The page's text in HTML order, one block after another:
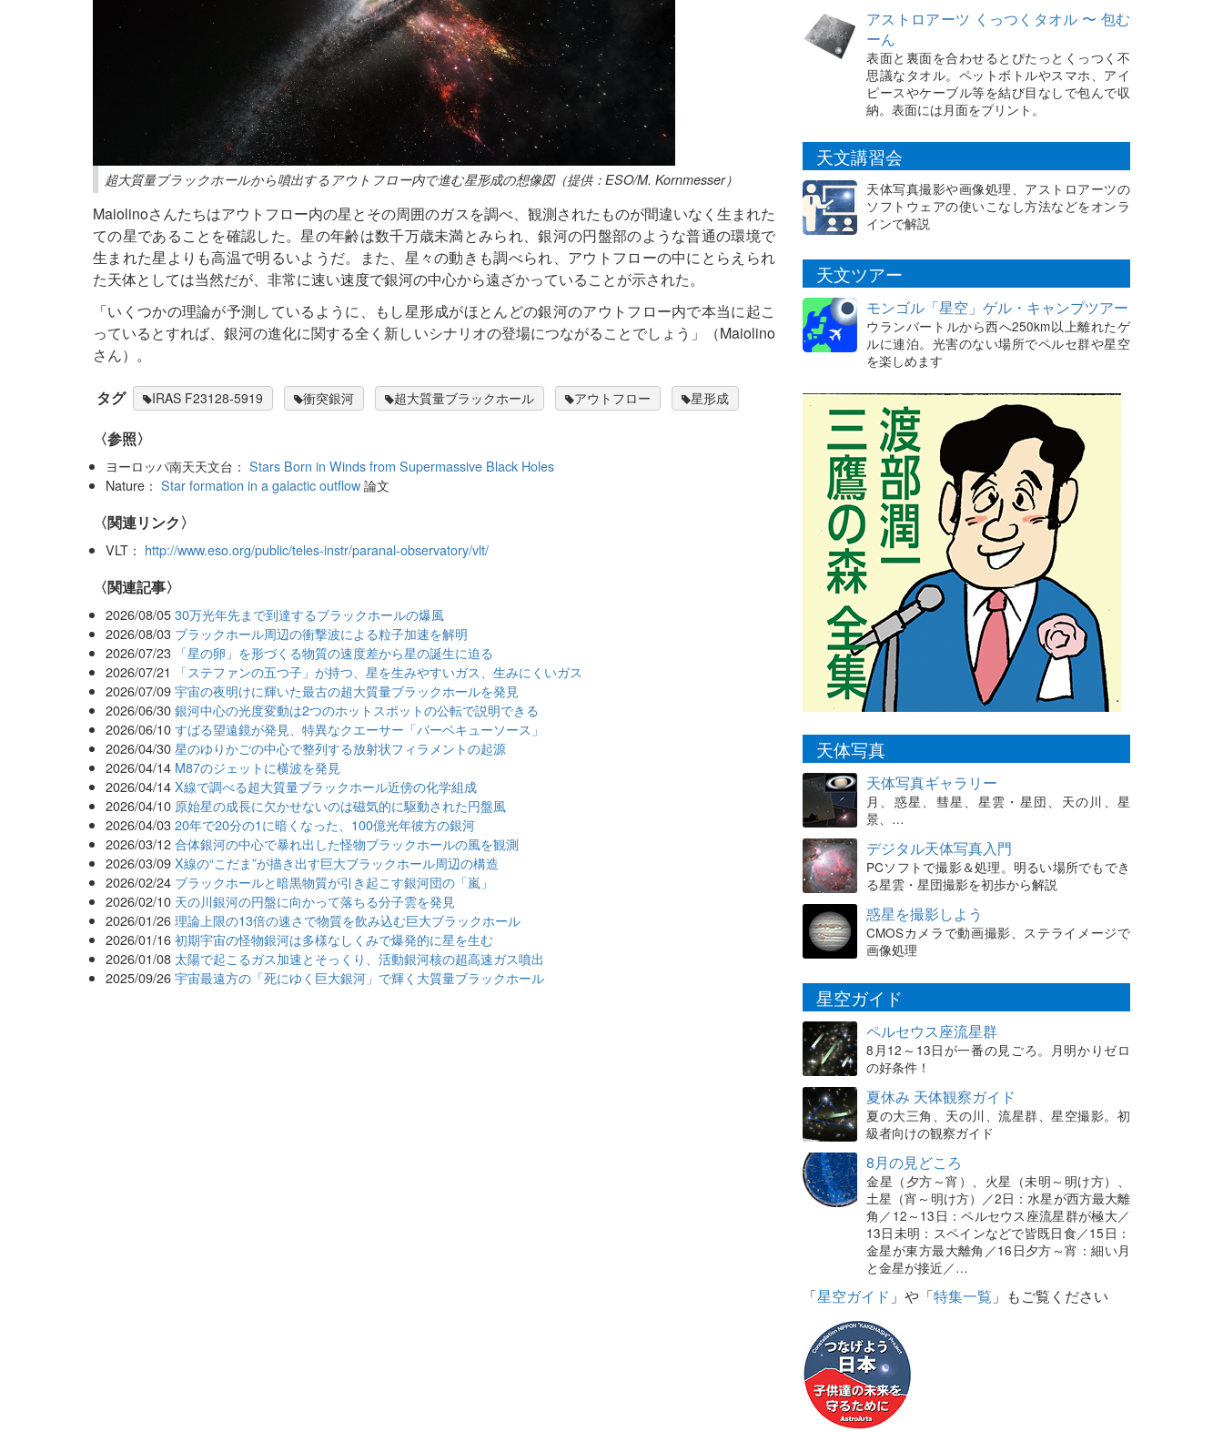
超大質量ブラックホールから噴出するアウトフロー内で進む星形成の想像図（提供：ESO/M. Kornmesser）
Maiolinoさんたちはアウトフロー内の星とその周囲のガスを調べ、観測されたものが間違いなく生まれた
ての星であることを確認した。星の年齢は数千万歳未満とみられ、銀河の円盤部のような普通の環境で
生まれた星よりも高温で明るいようだ。また、星々の動きも調べられ、アウトフローの中にとらえられ
た天体としては当然だが、非常に速い速度で銀河の中心から遠ざかっていることが示された。
「いくつかの理論が予測しているように、もし星形成がほとんどの銀河のアウトフロー内で本当に起こ
っているとすれば、銀河の進化に関する全く新しいシナリオの登場につながることでしょう」（Maiolino
さん）。
タグ IRAS F23128-5919 衝突銀河 超大質量ブラックホール アウトフロー 星形成
〈参照〉
ヨーロッパ南天天文台：Stars Born in Winds from Supermassive Black Holes
Nature：Star formation in a galactic outflow論文
〈関連リンク〉
VLT： http://www.eso.org/public/teles-instr/paranal-observatory/vlt/
関連記事
2026/08/05 30万光年先まで到達するブラックホールの爆風
2026/08/03 ブラックホール周辺の衝撃波による粒子加速を解明
2026/07/23 「星の卵」を形づくる物質の速度差から星の誕生に迫る
2026/07/21
「ステファンの五つ子」が持つ、星を生みやすいガス、生みにくいガス
2026/07/09 宇宙の夜明けに輝いた最古の超大質量ブラックホールを発見
2026/06/30 銀河中心の光度変動は2つのホットスポットの公転で説明できる
2026/06/10 すばる望遠鏡が発見、特異なクエーサー「バーベキューソース」
2026/04/30 星のゆりかごの中心で整列する放射状フィラメントの起源
2026/04/14 M87のジェットに横波を発見
2026/04/14 X線で調べる超大質量ブラックホール近傍の化学組成
2026/04/10 原始星の成長に欠かせないのは磁気的に駆動された円盤風
2026/04/03 20年で20分の1に暗くなった、100億光年彼方の銀河
2026/03/12 合体銀河の中心で暴れ出した怪物ブラックホールの風を観測
2026/03/09 X線の“こだま”が描き出す巨大ブラックホール周辺の構造
2026/02/24 ブラックホールと暗黒物質が引き起こす銀河団の「嵐」
2026/02/10 天の川銀河の円盤に向かって落ちる分子雲を発見
2026/01/26 理論上限の13倍の速さで物質を飲み込む巨大ブラックホール
2026/01/16 初期宇宙の怪物銀河は多様なしくみで爆発的に星を生む
2026/01/08 太陽で起こるガス加速とそっくり、活動銀河核の超高速ガス噴出
2025/09/26 宇宙最遠方の「死にゆく巨大銀河」で輝く大質量ブラックホール
アストロアーツ くっつくタオル 〜 包む
ーん
表面と裏面を合わせるとぴたっとくっつく不
思議なタオル。ペットボトルやスマホ、アイ
ピースやケーブル等を結び目なしで包んで収
納。表面には月面をプリント。
天文講習会
天体写真撮影や画像処理、アストロアーツの
ソフトウェアの使いこなし方法などをオンラ
インで解説
天文ツアー
モンゴル「星空」ゲル・キャンプツアー
ウランバートルから西へ250km以上離れたゲ
ルに連泊。光害のない場所でペルセ群や星空
を楽しめます
天体写真
天体写真ギャラリー
月、惑星、彗星、星雲・星団、天の川、星
景、…
デジタル天体写真入門
PCソフトで撮影＆処理。明るい場所でもでき
る星雲・星団撮影を初歩から解説
惑星を撮影しよう
CMOSカメラで動画撮影、ステライメージで
画像処理
星空ガイド
ペルセウス座流星群
8月12～13日が一番の見ごろ。月明かりゼロ
の好条件！
夏休み 天体観察ガイド
夏の大三角、天の川、流星群、星空撮影。初
級者向けの観察ガイド
8月の見どころ
金星（夕方～宵）、火星（未明～明け方）、
土星（宵～明け方）／2日：水星が西方最大離
角／12～13日：ペルセウス座流星群が極大／
13日未明：スペインなどで皆既日食／15日：
金星が東方最大離角／16日夕方～宵：細い月
と金星が接近／…
「星空ガイド 」や「特集一覧 」もご覧ください